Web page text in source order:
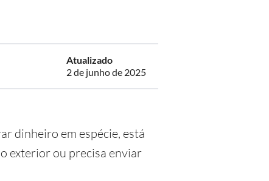
Atualizado
2 de junho de 2025
dinheiro em espécie, está
exterior ou precisa enviar